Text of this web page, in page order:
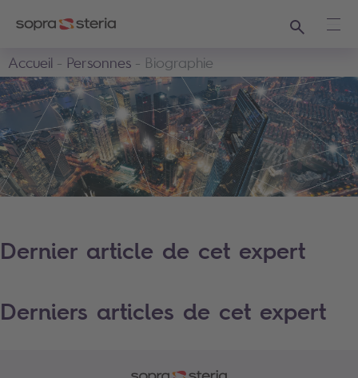
Recherche
Accueil
Personnes Biographie
Dernier article de cet expert
Derniers articles de cet expert